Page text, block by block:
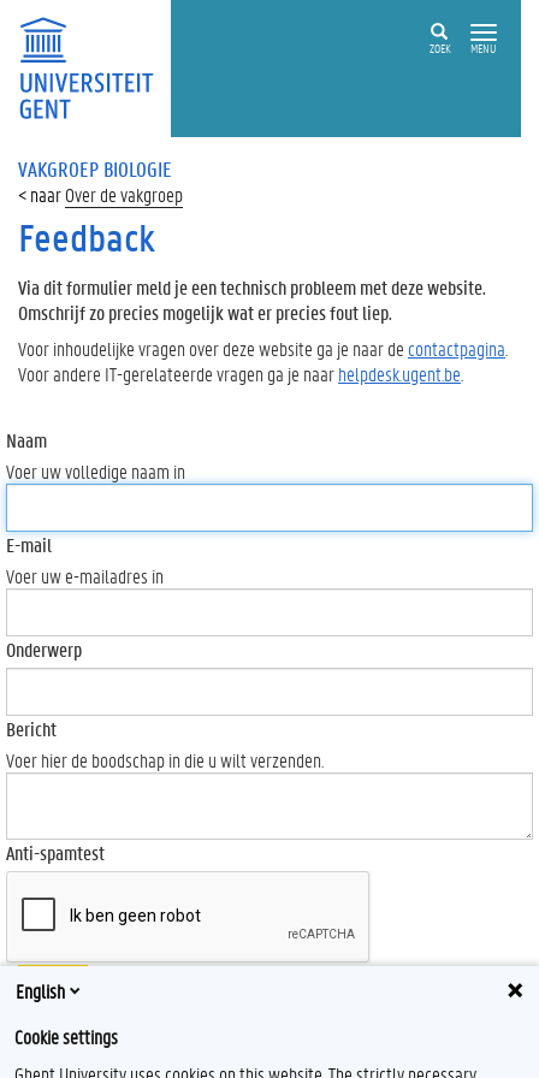
ZOEK MENU
VAKGROEP BIOLOGIE
Over de vakgroep
Feedback
Via dit formulier meld je een technisch probleem met deze website.
Omschrijf zo precies mogelijk wat er precies fout liep.
Voor inhoudelijke vragen over deze website ga je naar de contactpagina
Voor andere IT-gerelateerde vragen ga je naarhelpdesk.ugent.be
Naam
Voer uw volledige naam in
E-mail
Voer uw e-mailadres in
Onderwerp
Bericht
Voer hier de boodschap in die u wilt verzenden.
Anti-spamtest
Send
English
Cookie settings